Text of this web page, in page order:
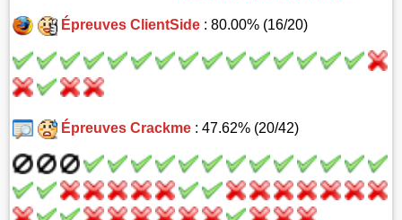
Épreuves ClientSide: 80.00% (16/20)
Épreuves Crackme: 47.62% (20/42)